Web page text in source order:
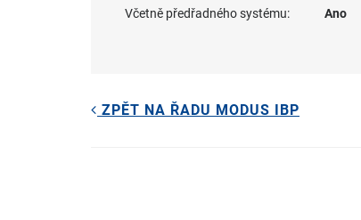
Včetně předřadného systému: Ano
ZPĚT NA ŘADU MODUS IBP